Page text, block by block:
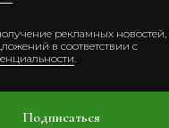
рекламных
в соответствии с
Подписаться